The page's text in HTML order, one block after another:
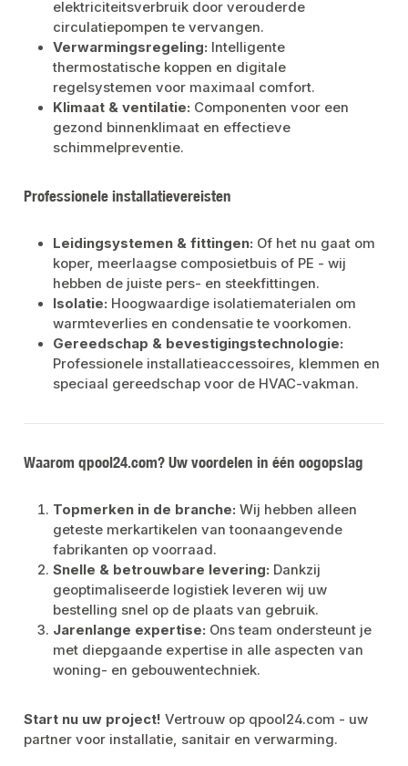
elektriciteitsverbruik door verouderde
circulatiepompen te vervangen.
Verwarmingsregeling: Intelligente
thermostatische koppen en digitale
regelsystemen voor maximaal comfort.
Klimaat & ventilatie: Componenten voor een
gezond binnenklimaat en effectieve
schimmelpreventie.
Professionele installatievereisten
Leidingsystemen & fittingen: Of het nu gaat om
koper, meerlaagse composietbuis of PE - wij
hebben de juiste pers- en steekfittingen.
Isolatie: Hoogwaardige isolatiematerialen om
warmteverlies en condensatie te voorkomen.
Gereedschap & bevestigingstechnologie:
Professionele installatieaccessoires, klemmen en
speciaal gereedschap voor de HVAC-vakman.
Waarom qpool24.com? Uw voordelen in één oogopslag
Topmerken in de branche: Wij hebben alleen
geteste merkartikelen van toonaangevende
fabrikanten op voorraad.
Snelle & betrouwbare levering: Dankzij
geoptimaliseerde logistiek leveren wij uw
bestelling snel op de plaats van gebruik.
Jarenlange expertise: Ons team ondersteunt je
met diepgaande expertise in alle aspecten van
woning- en gebouwentechniek.
Start nu uw project! Vertrouw op qpool24.com - uw
partner voor installatie, sanitair en verwarming.